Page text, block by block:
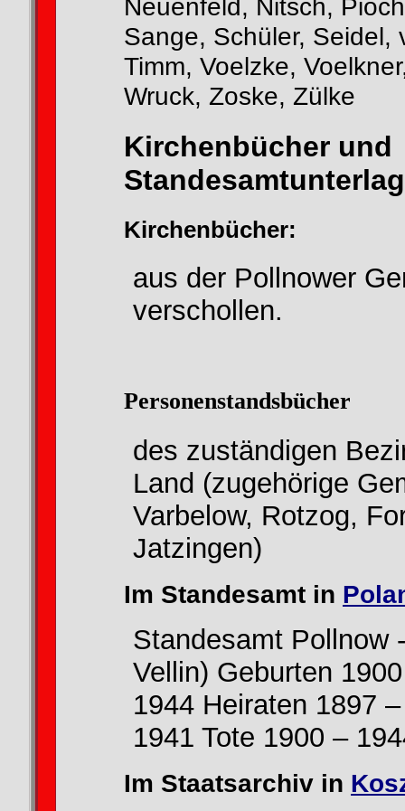
Neuenfeld, Nitsch,
Sange, Schüler, Seidel,
Timm, Voelzke,
Wruck, Zoske, Zülke
Kirchenbücher und
Kirchenbücher:
aus der Pollnower
verschollen.
Personenstandsbücher
des zuständigen
Land (zugehörige
Varbelow, Rotzog,
Jatzingen)
Im Standesamt in
Standesamt Pollnow
Vellin) Geburten
1944 Heiraten 1897
1941 Tote 1900 –
Im Staatsarchiv in